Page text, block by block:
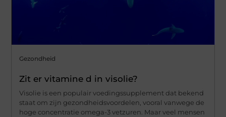
Gezondheid
Zit er vitamine d in visolie?
Visolie is een populair voedingssupplement dat bekend
staat om zijn gezondheidsvoordelen, vooral vanwege de
hoge concentratie omega-3 vetzuren. Maar veel mensen